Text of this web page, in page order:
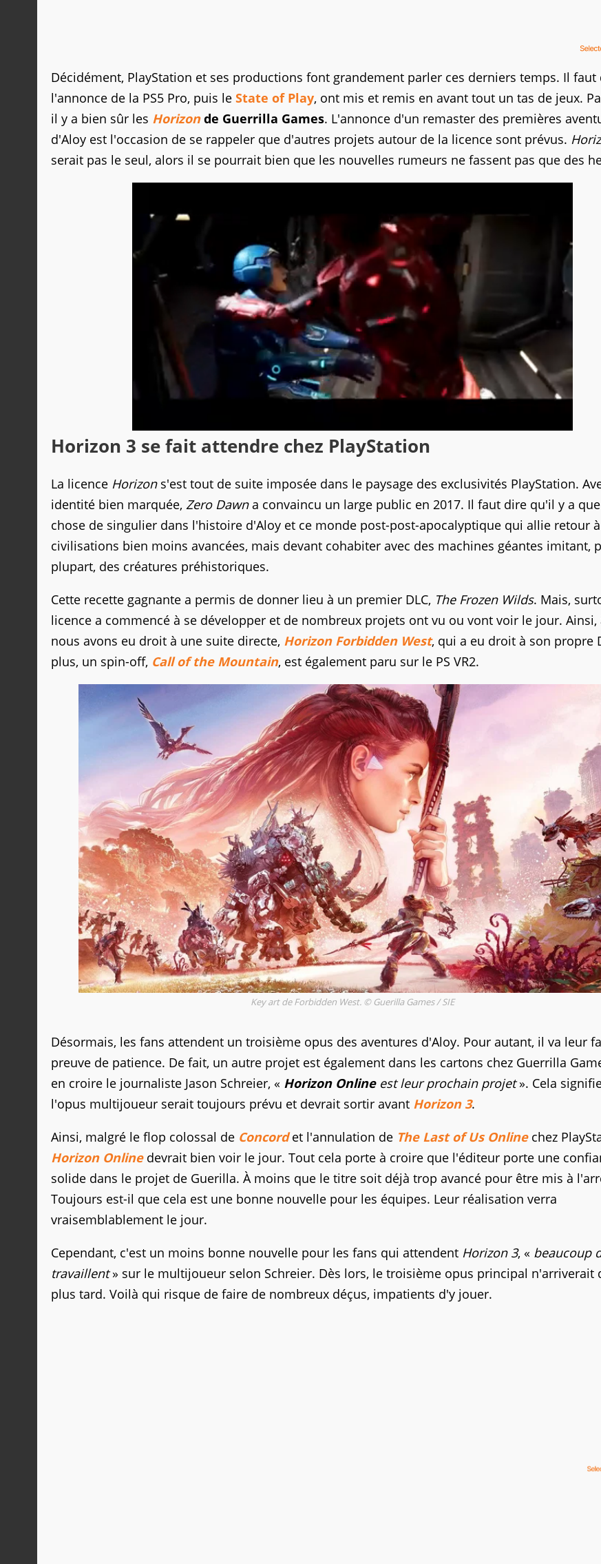
Décidément, PlayStation et ses productions font grandement parler ces derniers temps. Il faut
l'annonce de la PS5 Pro, puis le State of Play, ont mis et remis en avant tout un tas de jeux.
il y a bien sûr les Horizonde Guerrilla Games. L'annonce d'un remaster des premières
d'Aloy est l'occasion de se rappeler que d'autres projets autour de la licence sont prévus.
serait pas le seul, alors il se pourrait bien que les nouvelles rumeurs ne fassent pas que des
Horizon 3 se fait attendre chez PlayStation
La licence Horizons'est tout de suite imposée dans le paysage des exclusivités PlayStation.
identité bien marquée, Zero Dawna convaincu un large public en 2017. Il faut dire qu'il y a
chose de singulier dans l'histoire d'Aloy et ce monde post-post-apocalyptique qui allie retour
civilisations bien moins avancées, mais devant cohabiter avec des machines géantes imitant,
plupart, des créatures préhistoriques.
Cette recette gagnante a permis de donner lieu à un premier DLC, The Frozen Wilds. Mais,
licence a commencé à se développer et de nombreux projets ont vu ou vont voir le jour. Ainsi,
nous avons eu droit à une suite directe, Horizon Forbidden West, qui a eu droit à son propre
plus, un spin-off, Call of the Mountain, est également paru sur le PS VR2.
Key art de Forbidden West. © Guerilla Games / SIE
Désormais, les fans attendent un troisième opus des aventures d'Aloy. Pour autant, il va leur
preuve de patience. De fait, un autre projet est également dans les cartons chez Guerrilla
en croire le journaliste Jason Schreier, « Horizon Onlineest leur prochain projet». Cela
l'opus multijoueur serait toujours prévu et devrait sortir avant Horizon 3.
Ainsi, malgré le flop colossal de Concordet l'annulation de The Last of Us Onlinechez
Horizon Onlinedevrait bien voir le jour. Tout cela porte à croire que l'éditeur porte une
solide dans le projet de Guerilla. À moins que le titre soit déjà trop avancé pour être mis à
Toujours est-il que cela est une bonne nouvelle pour les équipes. Leur réalisation verra
vraisemblablement le jour.
Cependant, c'est un moins bonne nouvelle pour les fans qui attendent Horizon 3, « beaucoup
travaillent» sur le multijoueur selon Schreier. Dès lors, le troisième opus principal n'arriverait
plus tard. Voilà qui risque de faire de nombreux déçus, impatients d'y jouer.